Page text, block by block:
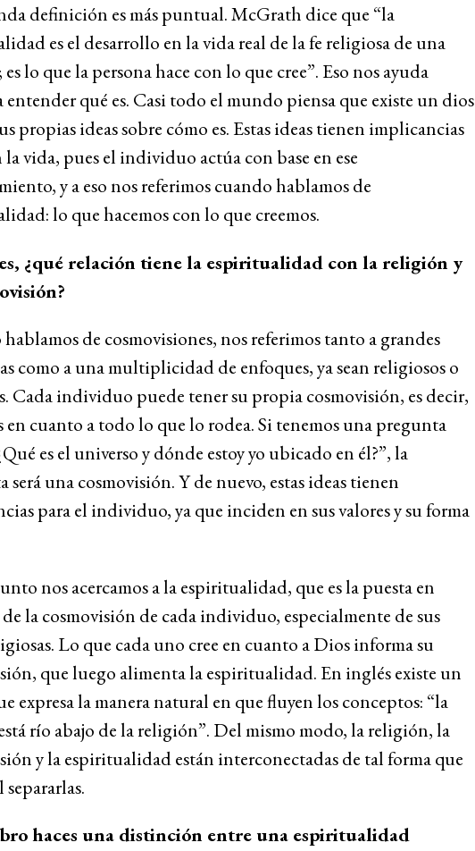
definición es más puntual. McGrath dice que “la
es el desarrollo en la vida real de la fe religiosa de una
es lo que la persona hace con lo que cree”. Eso nos ayuda
entender qué es. Casi todo el mundo piensa que existe un dios
propias ideas sobre cómo es. Estas ideas tienen implicancias
la vida, pues el individuo actúa con base en ese
y a eso nos referimos cuando hablamos de
lo que hacemos con lo que creemos.
¿qué relación tiene la espiritualidad con la religión y
de cosmovisiones, nos referimos tanto a grandes
como a una multiplicidad de enfoques, ya sean religiosos o
Cada individuo puede tener su propia cosmovisión, es decir,
en cuanto a todo lo que lo rodea. Si tenemos una pregunta
es el universo y dónde estoy yo ubicado en él?”, la
será una cosmovisión. Y de nuevo, estas ideas tienen
para el individuo, ya que inciden en sus valores y su forma
nos acercamos a la espiritualidad, que es la puesta en
la cosmovisión de cada individuo, especialmente de sus
Lo que cada uno cree en cuanto a Dios informa su
que luego alimenta la espiritualidad. En inglés existe un
expresa la manera natural en que fluyen los conceptos: “la
río abajo de la religión”. Del mismo modo, la religión, la
y la espiritualidad están interconectadas de tal forma que
haces una distinción entre una espiritualidad